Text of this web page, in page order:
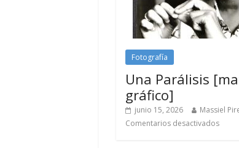
Fotografía
Una Parálisis
gráfico]
junio 15, 2026
Massiel
Comentarios desactivados